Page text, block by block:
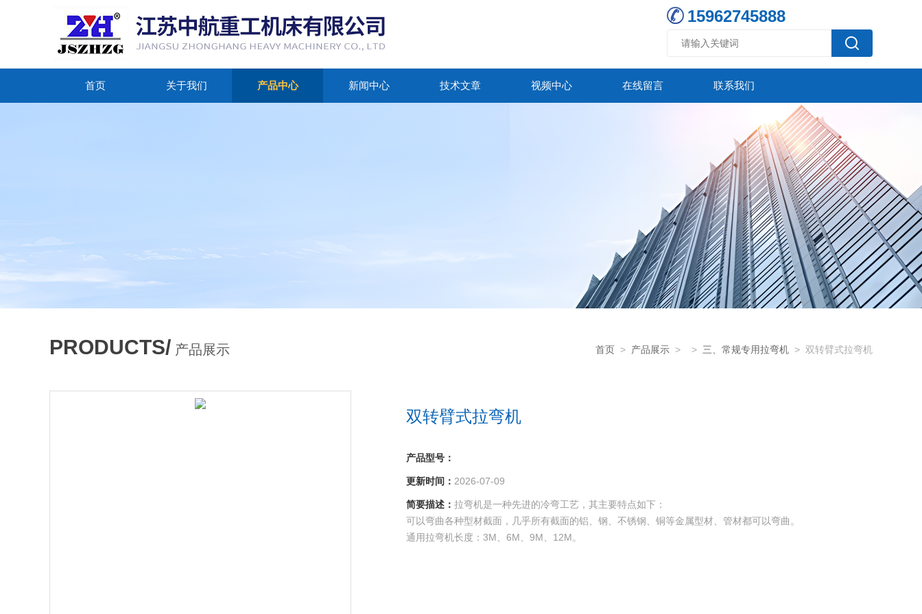
15962745888
首页 关于我们 产品中心 新闻中心 技术文章 视频中心 在线留言 联系我们
PRODUCTS/ 产品展示 首页 > 产品展示 > > 三、常规专用拉弯机 > 双转臂式拉弯机
双转臂式拉弯机
产品型号：
更新时间： 2026-07-09
简要描述： 拉弯机是一种先进的冷弯工艺，其主要特点如下：
可以弯曲各种型材截面，几乎所有截面的铝、钢、不锈钢、铜等金属型材、管材都可以弯曲。
通用拉弯机长度：3M、6M、9M、12M。